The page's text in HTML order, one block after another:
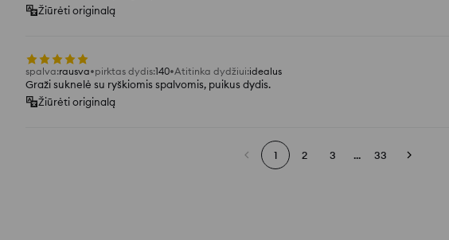
Žiūrėti originalą
spalva:rausva pirktas dydis:140 Atitinka dydžiui:idealus
Graži suknelė su ryškiomis spalvomis, puikus dydis.
Žiūrėti originalą
1 2 3 ... 33